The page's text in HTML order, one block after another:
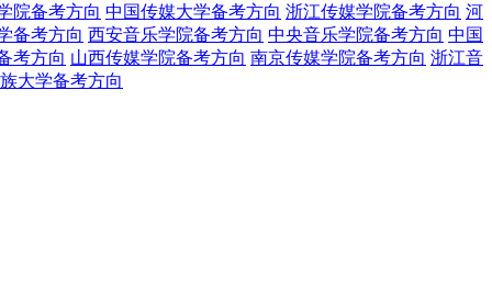
院备考方向 中国传媒大学备考方向 浙江传媒学院备考方向 河
备考方向 西安音乐学院备考方向 中央音乐学院备考方向 中国
考方向 山西传媒学院备考方向 南京传媒学院备考方向 浙江音
大学备考方向